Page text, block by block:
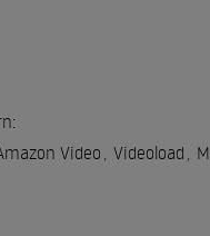
Video, Videoload ,